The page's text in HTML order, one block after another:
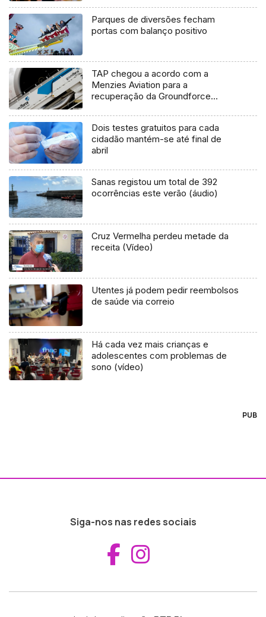
Parques de diversões fecham
portas com balanço positivo
TAP chegou a acordo com a
Menzies Aviation para a
recuperação da Groundforce
Dois testes gratuitos para cada
cidadão mantém-se até final de
abril
Sanas registou um total de 392
ocorrências este verão (áudio)
Cruz Vermelha perdeu metade da
receita (Vídeo)
Utentes já podem pedir reembolsos
de saúde via correio
Há cada vez mais crianças e
adolescentes com problemas de
sono (vídeo)
PUB
Siga-nos nas redes sociais
Aceder ao